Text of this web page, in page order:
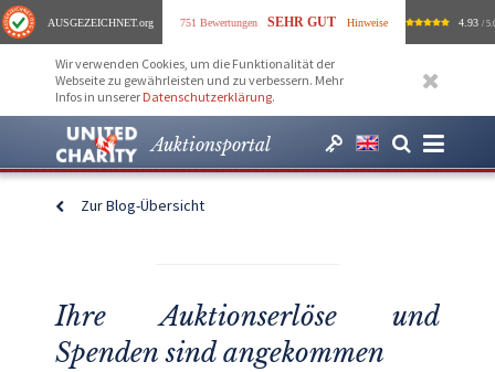
AUSGEZEICHNET.org 751 Bewertungen SEHR GUT Hinweise 4.93 /
Wir verwenden Cookies, um die Funktionalität der
Webseite zu gewährleisten und zu verbessern. Mehr
Infos in unserer Datenschutzerklärung.
Auktionsportal
Zur Blog-Übersicht
Ihre Auktionserlöse und
Spenden sind angekommen